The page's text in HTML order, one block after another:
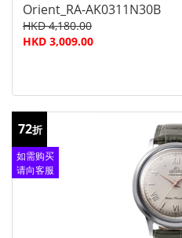
Orient_RA-AK0311N30B
HKD 4,180.00
HKD 3,009.00
72折
如需购买
请向客服